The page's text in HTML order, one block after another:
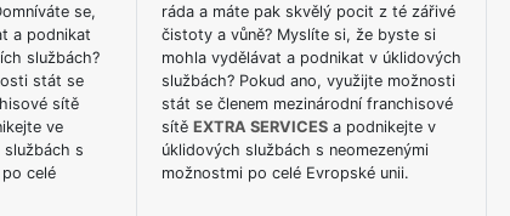
se,
a podnikat
službách?
stát se
sítě
ve
s
celé
ráda a máte pak skvělý pocit z té zářivé
čistoty a vůně? Myslíte si, že byste si
mohla vydělávat a podnikat v úklidových
službách? Pokud ano, využijte možnosti
stát se členem mezinárodní franchisové
sítě EXTRA SERVICESa podnikejte v
úklidových službách s neomezenými
možnostmi po celé Evropské unii.